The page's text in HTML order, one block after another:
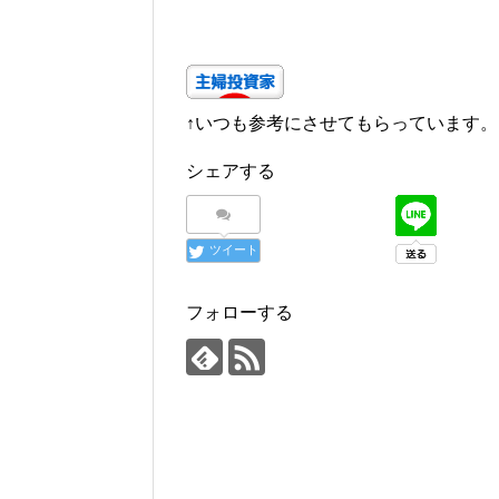
↑いつも参考にさせてもらっています。
シェアする
ツイート
フォローする